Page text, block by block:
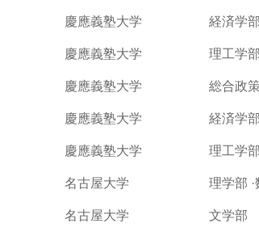
慶應義塾大学 経済学部
慶應義塾大学 理工学部
慶應義塾大学 総合政
慶應義塾大学 経済学部
慶應義塾大学 理工学部
名古屋大学 理学部
名古屋大学 文学部